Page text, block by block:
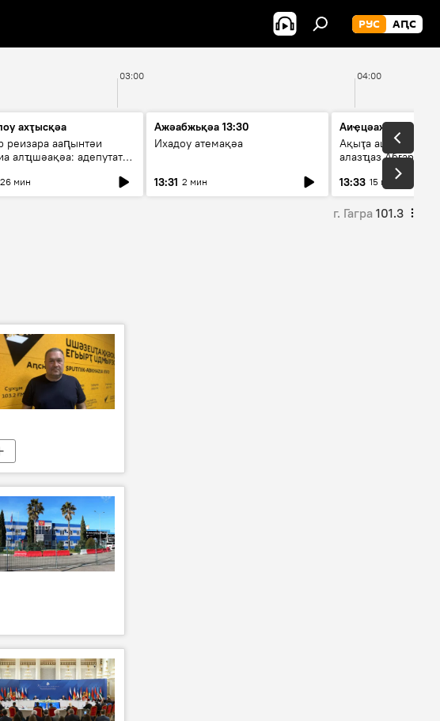
РУС АԤС
03:00 04:00
ахҭысқәа
реизара ааԥынтәи
алҵшәақәа: адепутат
26 мин
Ажәабжьқәа 13:30
Ихадоу атемақәа
13:31 2 мин
Аиҿцәажәара
Ақыҭа ацхрааразы
алазҵаз
адепутат
13:33 15 мин
г. Гагра 101.3